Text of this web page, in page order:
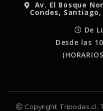
Av. El Bosque
Condes,
De
Desde las
(HORARIOS
Copyright Tripodes.cl.